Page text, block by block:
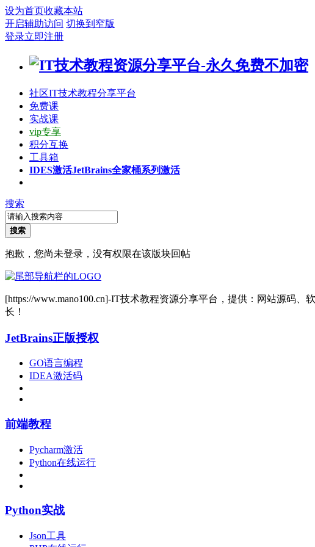
设为首页收藏本站
开启辅助访问 切换到窄版
登录立即注册
社区IT技术教程分享平台
免费课
实战课
vip专享
积分互换
工具箱
IDES激活JetBrains全家桶系列激活
搜索
搜索
抱歉，您尚未登录，没有权限在该版块回帖
[https://www.mano100.cn]-IT技术教程资源分享平台，提供：网站源码
长！
JetBrains正版授权
GO语言编程
IDEA激活码
前端教程
Pycharm激活
Python在线运行
Python实战
Json工具